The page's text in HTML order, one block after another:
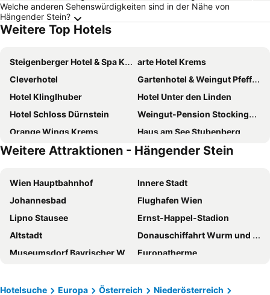
Welche anderen Sehenswürdigkeiten sind in der Nähe von
Hängender Stein?
Weitere Top Hotels
Steigenberger Hotel & Spa Krems
arte Hotel Krems
Cleverhotel
Gartenhotel & Weingut Pfeffel Dürnstein
Hotel Klinglhuber
Hotel Unter den Linden
Hotel Schloss Dürnstein
Weingut-Pension Stockingerhof
Orange Wings Krems
Haus am See Stubenberg
PARKHOTEL Krems
Zum goldenen Engel - Fam. Ehrenreich
Renaissancehotel Raffelsberger Hof
Pension Zierlinger
Barock-Landhof Burkhardt
ad vineas Gästehaus Nikolaihof-Hotel Garni
Kirchenwirt Hotel Restaurant Wachau
Hotel garni Weinberghof & Weingut Lagler
Klinglhuber Suites
Winzerhof Familie Bogner
Weingut Donabaum "In der Spitz"
Donauhof - Hotel garni
Schauhuber
STIERSCHNEIDER'S Weinhotel Wachau & Wiazhaus
Weitere Attraktionen - Hängender Stein
Wien Hauptbahnhof
Innere Stadt
Johannesbad
Flughafen Wien
Lipno Stausee
Ernst-Happel-Stadion
Altstadt
Donauschiffahrt Wurm und Köck
Museumsdorf Bayrischer Wald
Europatherme
BahnhofCity Wien West
Stephansdom
Hotelsuche Europa Österreich
Niederösterreich